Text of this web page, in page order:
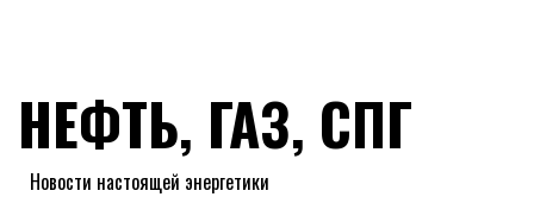
НЕФТЬ, ГАЗ, СПГ
Новости настоящей энергетики